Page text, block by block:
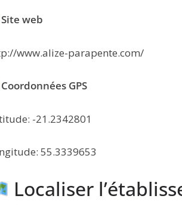
Site web
www.alize-parapente.com/
Coordonnées GPS
-21.2342801
55.3339653
Localiser